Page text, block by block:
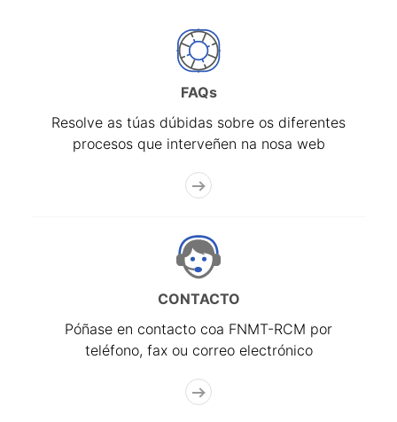
FAQs
Resolve as túas dúbidas sobre os diferentes
procesos que interveñen na nosa web
CONTACTO
Póñase en contacto coa FNMT-RCM por
teléfono, fax ou correo electrónico